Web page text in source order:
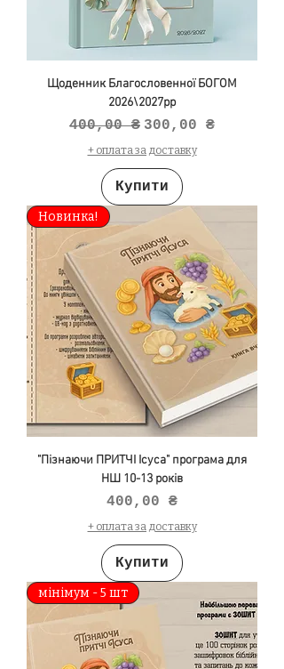
Щоденник Благословенної БОГОМ
2026\2027рр
Звичайна ціна
400,00 ₴ За розпродажем
300,00 ₴
+ оплата за доставку
Купити
Новинка!
"Пізнаючи ПРИТЧІ Ісуса" програма для
НШ 10-13 років
Ціна
400,00 ₴
+ оплата за доставку
Купити
мінімум - 5 шт